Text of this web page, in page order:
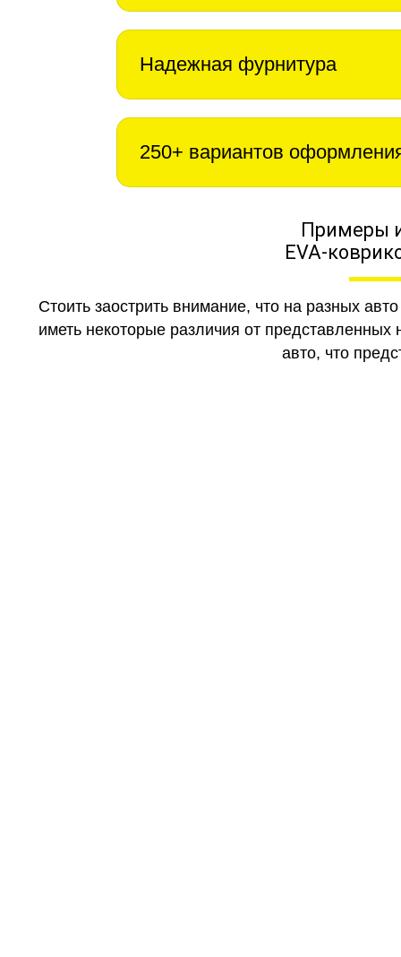
Надежная фурнитура
250+ вариантов
Примеры
EVA-
Стоить заострить внимание, что на разных
иметь некоторые различия от
авто, что